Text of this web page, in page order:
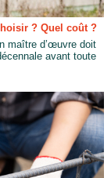
? Quel coût ?
maître d’œuvre doit
avant toute